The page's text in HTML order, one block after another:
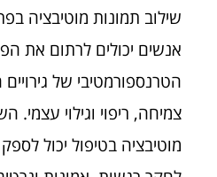
שילוב תמונות מוטיבציה
אנשים יכולים לרתום את
הטרנספורמטיבי של
צמיחה, ריפוי וגילוי עצמי.
מוטיבציה בטיפול יכול